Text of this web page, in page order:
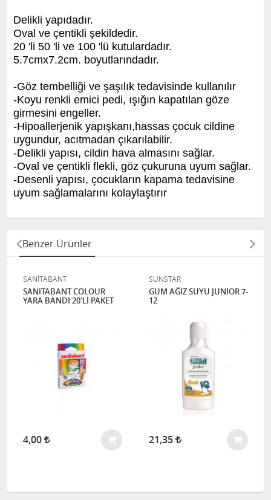
Delikli yapıdadır.
Oval ve çentikli şekildedir.
20 'li 50 'li ve 100 'lü kutulardadır.
5.7cmx7.2cm. boyutlarındadır.
-Göz tembelliği ve şaşılık tedavisinde kullanılır
-Koyu renkli emici pedi, ışığın kapatılan göze
girmesini engeller.
-Hipoallerjenik yapışkanı,hassas çocuk cildine
uygundur, acıtmadan çıkarılabilir.
-Delikli yapısı, cildin hava almasını sağlar.
-Oval ve çentikli flekli, göz çukuruna uyum sağlar.
-Desenli yapısı, çocukların kapama tedavisine
uyum sağlamalarını kolaylaştırır
Benzer Ürünler
SANİTABANT
SANİTABANT COLOUR
YARA BANDI 20'Lİ PAKET
4,00
SUNSTAR
GUM AĞIZ SUYU JUNİOR 7-
12
21,35